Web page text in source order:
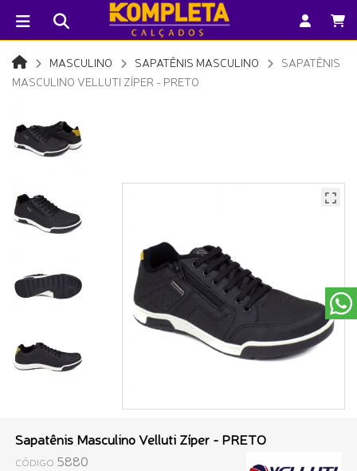
MASCULINO SAPATÊNIS MASCULINO
SAPATÊNIS
MASCULINO VELLUTI ZÍPER - PRETO
Sapatênis Masculino Velluti Zíper - PRETO
CÓDIGO 5880